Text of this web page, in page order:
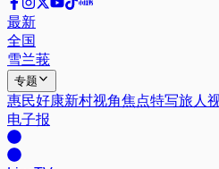
最新
全国
雪兰莪
专题
惠民好康新村视角焦点特写旅人
电子报